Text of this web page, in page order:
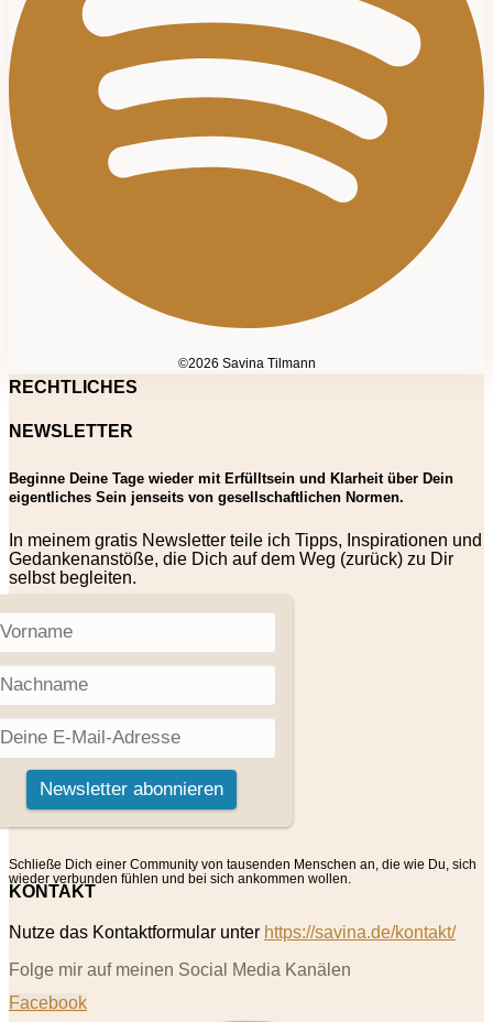
©2026 Savina Tilmann
RECHTLICHES
NEWSLETTER
Beginne Deine Tage wieder mit Erfülltsein und Klarheit über Dein
eigentliches Sein jenseits von gesellschaftlichen Normen.
In meinem gratis Newsletter teile ich Tipps, Inspirationen und
Gedankenanstöße, die Dich auf dem Weg (zurück) zu Dir
selbst begleiten.
Schließe Dich einer Community von tausenden Menschen an, die wie Du, sich
wieder verbunden fühlen und bei sich ankommen wollen.
KONTAKT
Nutze das Kontaktformular unter https://savina.de/kontakt/
Folge mir auf meinen Social Media Kanälen
Facebook